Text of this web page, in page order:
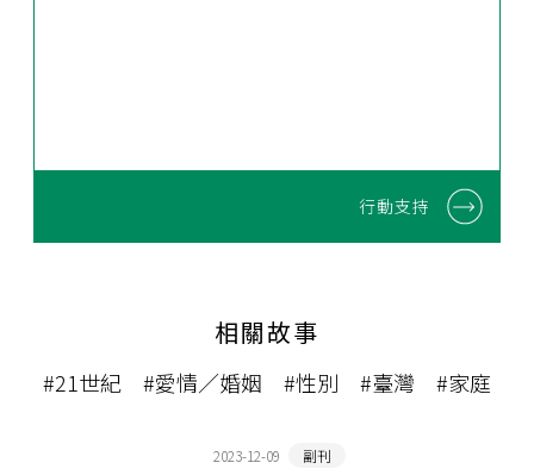
行動支持
相關故事
#21世紀 #愛情／婚姻 #性別 #臺灣 #家庭
2023-12-09 副刊